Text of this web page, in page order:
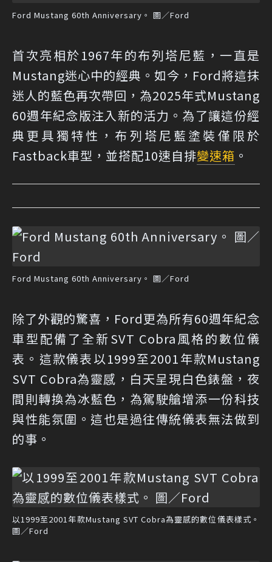
Ford Mustang 60th Anniversary。 圖／Ford
首次亮相於1967年的布列塔尼藍，一直是
Mustang迷心中的經典。如今，Ford將這抹
迷人的藍色再次帶回，為2025年式Mustang
60週年紀念版注入新的活力。為了讓這份經
典更具獨特性，布列塔尼藍塗裝僅限於
Fastback車型，並搭配10速自排變速箱 。
Ford Mustang 60th Anniversary。 圖／Ford
除了外觀的驚喜，Ford更為所有60週年紀念
車型配備了全新SVT Cobra風格的數位儀
表。這款儀表以1999至2001年款Mustang
SVT Cobra為靈感，白天呈現白色錶盤，夜
間則轉換為冰藍色，為駕駛艙增添一份科技
與性能氛圍。這也是過往傳統儀表無法做到
的事。
以1999至2001年款Mustang SVT Cobra為靈感的數位儀表樣式。
圖／Ford